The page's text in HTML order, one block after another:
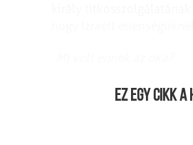
Ez egy cikk